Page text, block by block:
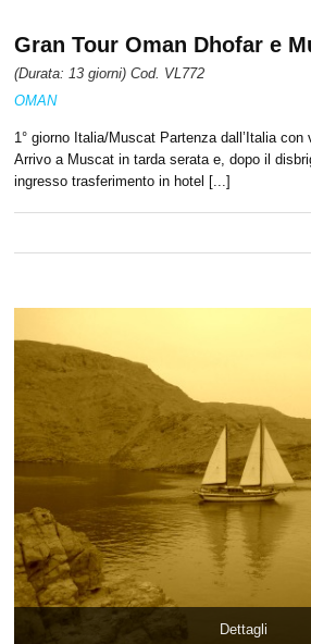
Gran Tour Oman Dhofar e
(Durata: 13 giorni) Cod. VL772
OMAN
1° giorno Italia/Muscat Partenza dall’Italia con
Arrivo a Muscat in tarda serata e, dopo il
ingresso trasferimento in hotel [...]
Dettagli